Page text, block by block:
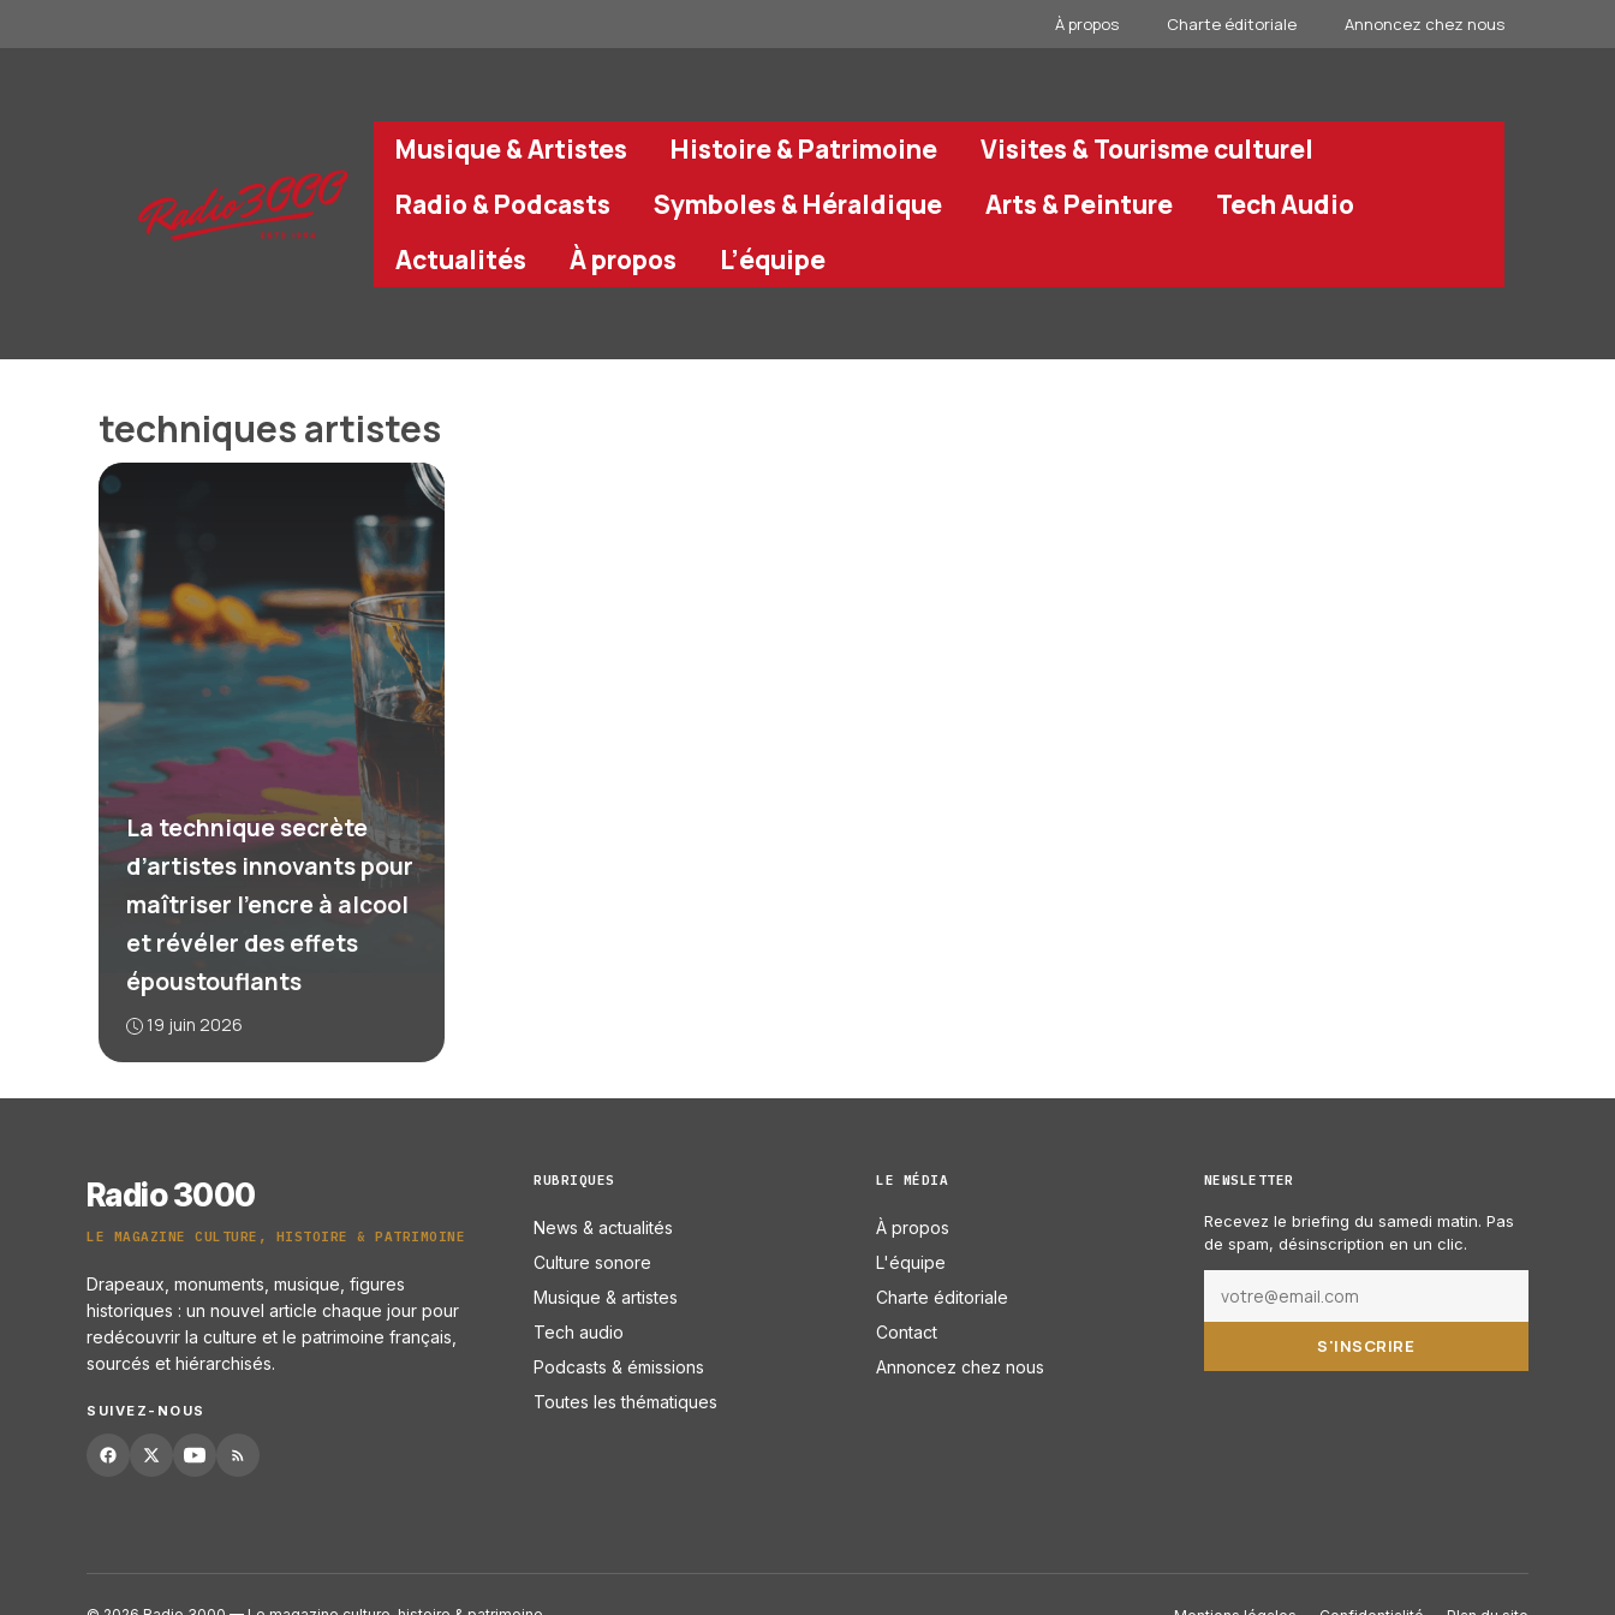
au
À propos Charte éditoriale Annoncez chez nous
Musique & Artistes Histoire & Patrimoine
Visites & Tourisme culturel
Radio & Podcasts
Symboles & Héraldique Arts & Peinture
Tech Audio
Actualités
À propos L’équipe
techniques artistes
La technique secrète
d’artistes innovants pour
maîtriser l’encre à alcool
et révéler des effets
époustouflants
19 juin 2026
Radio 3000
LE MAGAZINE CULTURE, HISTOIRE & PATRIMOINE
Drapeaux, monuments, musique, figures
historiques : un nouvel article chaque jour pour
redécouvrir la culture et le patrimoine français,
sourcés et hiérarchisés.
SUIVEZ-NOUS
RUBRIQUES
News & actualités
Culture sonore
Musique & artistes
Tech audio
Podcasts & émissions
Toutes les thématiques
LE MÉDIA
À propos
L'équipe
Charte éditoriale
Contact
Annoncez chez nous
NEWSLETTER
Recevez le briefing du samedi matin. Pas
de spam, désinscription en un clic.
S'INSCRIRE